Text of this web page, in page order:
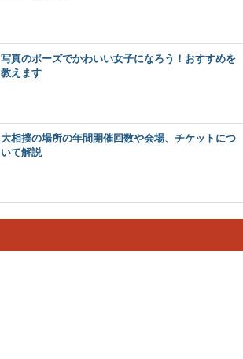
オカヤドカリは陸で生活するヤドカリで、最近はペットと
して飼育する方も増えている人気の生き物ですね。 ...
写真のポーズでかわいい女子になろう！おすすめを
教えます
大相撲の場所の年間開催回数や会場、チケットにつ
いて解説